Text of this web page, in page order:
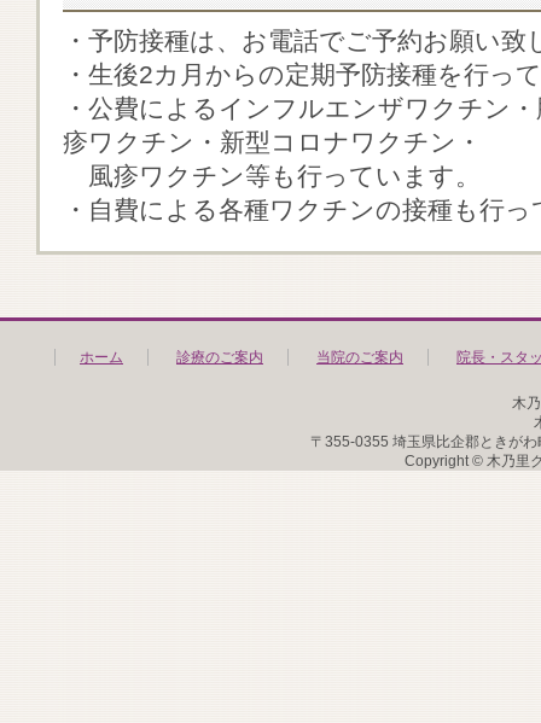
・予防接種は、お電話でご予約お願い致
・生後2カ月からの定期予防接種を行っ
・公費によるインフルエンザワクチン
疹ワクチン・新型コロナワクチン・
風疹ワクチン等も行っています。
・自費による各種ワクチンの接種も行
ホーム 診療のご案内 当院のご案内 院長・スタ
木
〒355-0355 埼玉県比企郡ときが
Copyright © 木乃里